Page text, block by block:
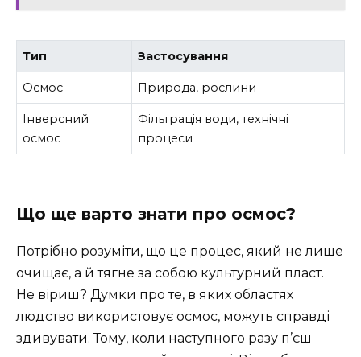
Тип Застосування
Осмос Природа, рослини
Інверсний
осмос
Фільтрація води, технічні
процеси
Що ще варто знати про осмос?
Потрібно розуміти, що це процес, який не лише
очищає, а й тягне за собою культурний пласт.
Не віриш? Думки про те, в яких областях
людство використовує осмос, можуть справді
здивувати. Тому, коли наступного разу п’єш